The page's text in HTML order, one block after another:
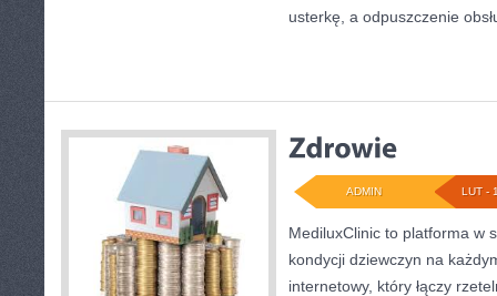
usterkę, a odpuszczenie
LUT -
ADMIN
MediluxClinic to platforma w
kondycji dziewczyn na
internetowy, który łączy